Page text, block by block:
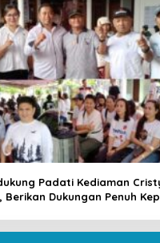
Padati Kediaman
Berikan Dukungan Penuh